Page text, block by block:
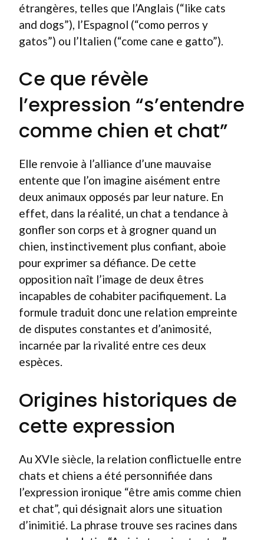
étrangères, telles que l’Anglais (“like cats
and dogs”), l’Espagnol (“como perros y
gatos”) ou l’Italien (“come cane e gatto”).
Ce que révèle
l’expression “s’entendre
comme chien et chat”
Elle renvoie à l’alliance d’une mauvaise
entente que l’on imagine aisément entre
deux animaux opposés par leur nature. En
effet, dans la réalité, un chat a tendance à
gonfler son corps et à grogner quand un
chien, instinctivement plus confiant, aboie
pour exprimer sa défiance. De cette
opposition naît l’image de deux êtres
incapables de cohabiter pacifiquement. La
formule traduit donc une relation empreinte
de disputes constantes et d’animosité,
incarnée par la rivalité entre ces deux
espèces.
Origines historiques de
cette expression
Au XVIe siècle, la relation conflictuelle entre
chats et chiens a été personnifiée dans
l’expression ironique “être amis comme chien
et chat”, qui désignait alors une situation
d’inimitié. La phrase trouve ses racines dans